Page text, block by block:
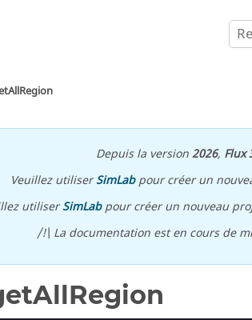
Depuis la version2026, Flux
Veuillez utiliserSimLabpour créer un
utiliserSimLabpour créer un nouveau
/!\ La documentation est en cours de